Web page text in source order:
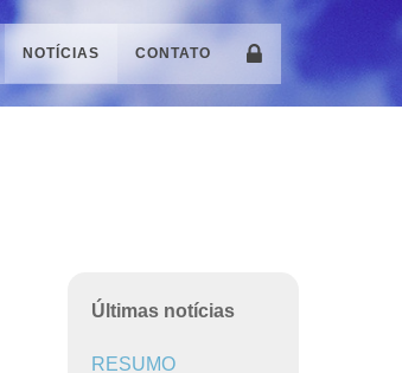
NOTÍCIAS CONTATO
Últimas notícias
RESUMO